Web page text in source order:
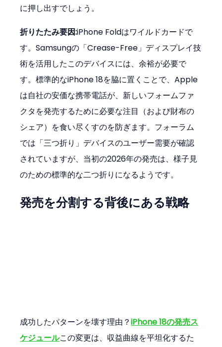
に押し出すでしょう。
折りたたみ要因:iPhone Foldはワイルドカードで
す。Samsungの「Crease-Free」ディスプレイ技
術を活用したこのデバイスには、余裕が必要で
す。標準的なiPhone 18を脇に置くことで、Apple
は自社の安価な携帯電話が、新しいフォームファ
クタを発売するために必要な注目（および財布の
シェア）を食い尽くすのを防ぎます。フォーラム
では「三つ折り」デバイスのユーザー需要が確認
されていますが、当初の2026年の発売は、様子見
のための標準的な二つ折りになるようです。
発売を分割する背後にある戦略
成功したパターンを壊す理由？iPhone 18の発売ス
ケジュールこの変更は、収益曲線を平坦化するた